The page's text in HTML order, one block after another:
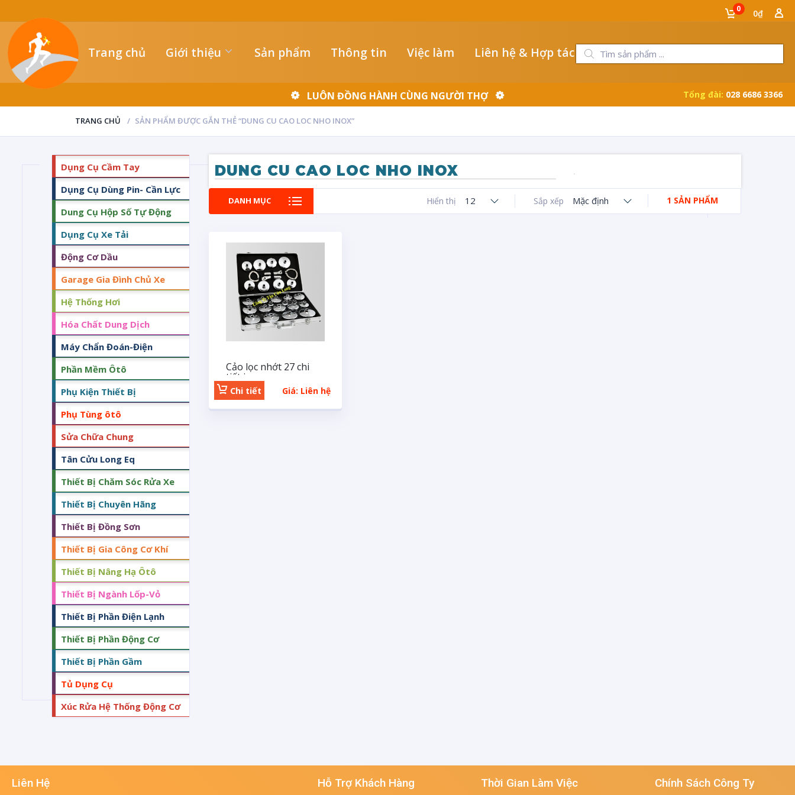
0 0₫
Trang chủ Giới thiệu Sản phẩm Thông tin Việc làm Liên hệ & Hợp tác
LUÔN ĐỒNG HÀNH CÙNG NGƯỜI THỢ Tổng đài: 028 6686 3366
TRANG CHỦ SẢN PHẨM ĐƯỢC GẮN THẺ “DUNG CU CAO LOC NHO INOX”
Dụng Cụ Cầm Tay
Dụng Cụ Dùng Pin- Cần Lực
Dung Cụ Hộp Số Tự Động
Dụng Cụ Xe Tải
Động Cơ Dầu
Garage Gia Đình Chủ Xe
Hệ Thống Hơi
Hóa Chất Dung Dịch
Máy Chẩn Đoán-Điện
Phần Mềm Ôtô
Phụ Kiện Thiết Bị
Phụ Tùng ôtô
Sửa Chữa Chung
Tân Cửu Long Eq
Thiết Bị Chăm Sóc Rửa Xe
Thiết Bị Chuyên Hãng
Thiết Bị Đồng Sơn
Thiết Bị Gia Công Cơ Khí
Thiết Bị Nâng Hạ Ôtô
Thiết Bị Ngành Lốp-Vỏ
Thiết Bị Phần Điện Lạnh
Thiết Bị Phần Động Cơ
Thiết Bị Phần Gầm
Tủ Dụng Cụ
Xúc Rửa Hệ Thống Động Cơ
DUNG CU CAO LOC NHO INOX
DANH MỤC 1 SẢN PHẨM
Sắp xếp Mặc định
Hiển thị 12
Cảo lọc nhớt 27 chi
tiết inox
Giá: Liên hệ
Chi tiết
Liên Hệ Hỗ Trợ Khách Hàng Thời Gian Làm Việc Chính Sách Công Ty